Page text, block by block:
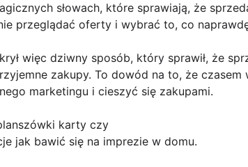
słowach, które sprawiają, że
przeglądać oferty i wybrać to, co
więc dziwny sposób, który sprawił, że
zakupy. To dowód na to, że
marketingu i cieszyć się zakupami.
karty czy
jak bawić się na imprezie w domu.